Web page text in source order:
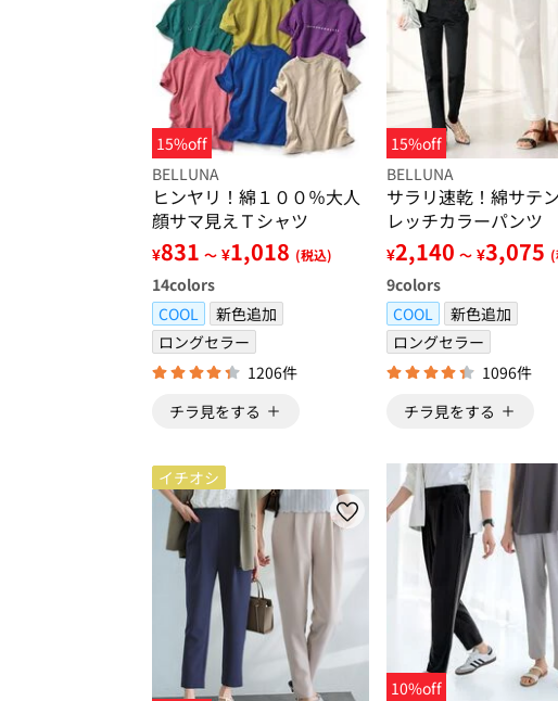
15%off
BELLUNA
ヒンヤリ！綿１００％大人
顔サマ見えＴシャツ
¥831 ～ ¥1,018 (税込)
14colors
COOL
新色追加
ロングセラー
1206件
チラ見をする
15%off
BELLUNA
サラリ速乾！綿サテ
レッチカラーパンツ
¥2,140 ～ ¥3,075
9colors
COOL
新色追加
ロングセラー
1096件
チラ見をする
イチオシ
10%off